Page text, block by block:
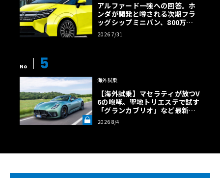
アルファード一強への回答。ホ
ンダが開発と噂される次期フラ
ッグシップミニバン、800万円
超の勝算【予想CG】
2026 7/31
No 5
海外試乗
【海外試乗】マセラティが放つV
6の咆哮。聖地トリエステで試す
「グランカブリオ」など最新ト
ロフェオ3台の官能評価《LE VO
LANT LAB》
2026 8/4